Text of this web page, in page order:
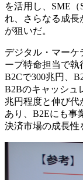
を活用し、SME（
れ、さらなる成長
が狙いだ。
デジタル・マー
ープ特命担当で執
B2Cで300兆円、
B2Bのキャッシュ
兆円程度と伸び代
あり、B2Eにも事
決済市場の成長性